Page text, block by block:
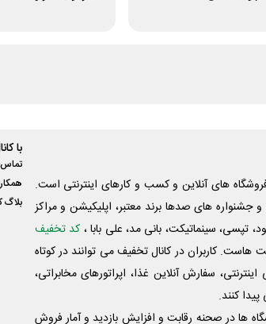
های آنلاین و کسب و‌ کارهای اینترنتی است.
های صدها برند معتبر، اپلیکیشن و مراکز
تپسی، سینماتیکت، بانی مد، علی‌ بابا ، کد تخفیف
‌هاست. کاربران در کانال تخفیف می توانند در کوتاه
سفارش آنلاین غذا، اپراتورهای مخابراتی،
کنند.
ها در صحنه رقابت و افزایش بازدید و آمار فروش
با
تماس
بلاگ